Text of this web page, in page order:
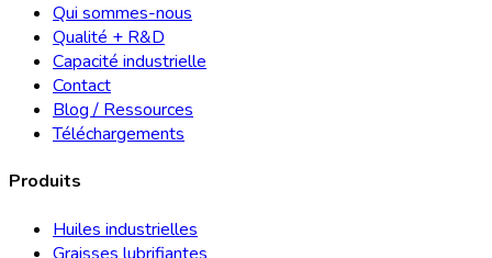
Qui sommes-nous
Qualité + R&D
Capacité industrielle
Contact
Blog / Ressources
Téléchargements
Produits
Huiles industrielles
Graisses lubrifiantes